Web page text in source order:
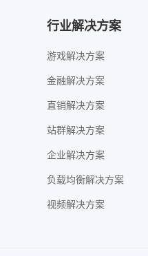
行业解决方案
游戏解决方案
金融解决方案
直销解决方案
站群解决方案
企业解决方案
负载均衡解决方案
视频解决方案